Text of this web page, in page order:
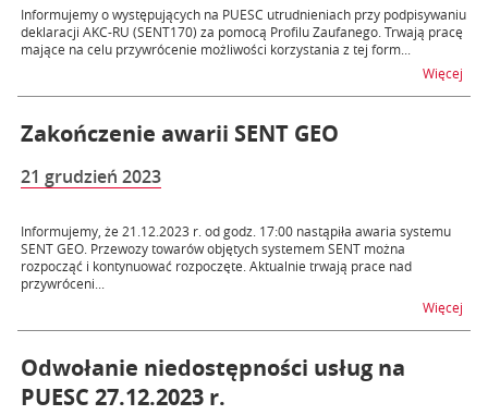
Informujemy o występujących na PUESC utrudnieniach przy podpisywaniu
deklaracji AKC-RU (SENT170) za pomocą Profilu Zaufanego. Trwają pracę
mające na celu przywrócenie możliwości korzystania z tej form...
Więcej
Zakończenie awarii SENT GEO
21 grudzień 2023
Informujemy, że 21.12.2023 r. od godz. 17:00 nastąpiła awaria systemu
SENT GEO. Przewozy towarów objętych systemem SENT można
rozpocząć i kontynuować rozpoczęte. Aktualnie trwają prace nad
przywróceni...
Więcej
Odwołanie niedostępności usług na
PUESC 27.12.2023 r.